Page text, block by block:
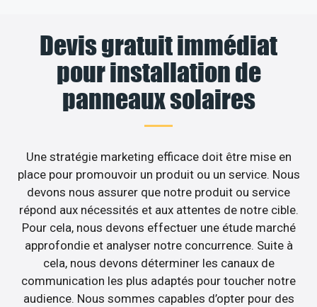
Devis gratuit immédiat
pour installation de
panneaux solaires
Une stratégie marketing efficace doit être mise en
place pour promouvoir un produit ou un service. Nous
devons nous assurer que notre produit ou service
répond aux nécessités et aux attentes de notre cible.
Pour cela, nous devons effectuer une étude marché
approfondie et analyser notre concurrence. Suite à
cela, nous devons déterminer les canaux de
communication les plus adaptés pour toucher notre
audience. Nous sommes capables d’opter pour des